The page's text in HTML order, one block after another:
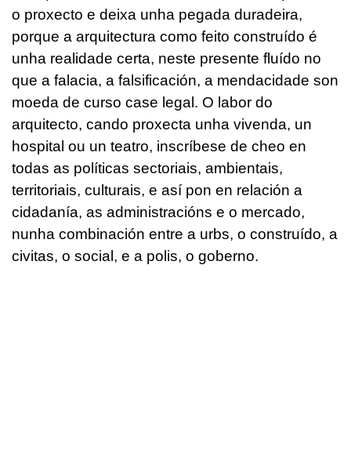
o proxecto e deixa unha pegada duradeira,
porque a arquitectura como feito construído é
unha realidade certa, neste presente fluído no
que a falacia, a falsificación, a mendacidade son
moeda de curso case legal. O labor do
arquitecto, cando proxecta unha vivenda, un
hospital ou un teatro, inscríbese de cheo en
todas as políticas sectoriais, ambientais,
territoriais, culturais, e así pon en relación a
cidadanía, as administracións e o mercado,
nunha combinación entre a urbs, o construído, a
civitas, o social, e a polis, o goberno.